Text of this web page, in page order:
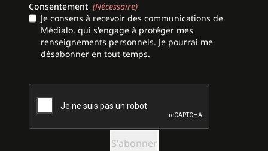
Consentement (Nécessaire)
Je consens à recevoir des communications de
Médialo, qui s'engage à protéger mes
renseignements personnels. Je pourrai me
désabonner en tout temps.
CAPTCHA